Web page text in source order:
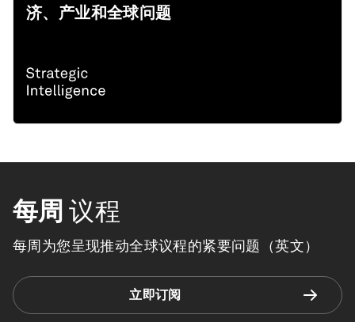
济、产业和全球问题
每周 议程
每周为您呈现推动全球议程的紧要问题（英文）
立即订阅